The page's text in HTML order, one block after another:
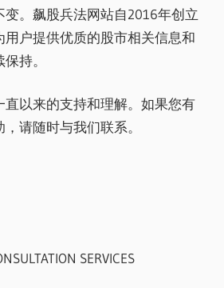
变。飙股兵法网站自2016年创立
用户提供优质的股市相关信息和
持。
直以来的支持和理解。如果您有
请随时与我们联系。
SERVICES